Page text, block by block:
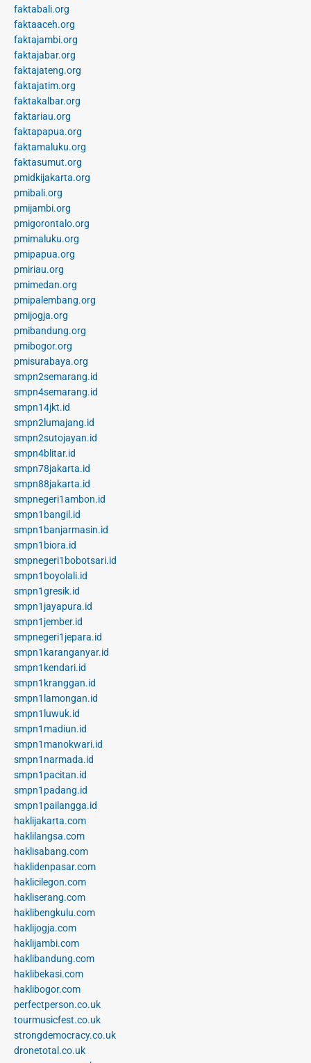
faktabali.org
faktaaceh.org
faktajambi.org
faktajabar.org
faktajateng.org
faktajatim.org
faktakalbar.org
faktariau.org
faktapapua.org
faktamaluku.org
faktasumut.org
pmidkijakarta.org
pmibali.org
pmijambi.org
pmigorontalo.org
pmimaluku.org
pmipapua.org
pmiriau.org
pmimedan.org
pmipalembang.org
pmijogja.org
pmibandung.org
pmibogor.org
pmisurabaya.org
smpn2semarang.id
smpn4semarang.id
smpn14jkt.id
smpn2lumajang.id
smpn2sutojayan.id
smpn4blitar.id
smpn78jakarta.id
smpn88jakarta.id
smpnegeri1ambon.id
smpn1bangil.id
smpn1banjarmasin.id
smpn1biora.id
smpnegeri1bobotsari.id
smpn1boyolali.id
smpn1gresik.id
smpn1jayapura.id
smpn1jember.id
smpnegeri1jepara.id
smpn1karanganyar.id
smpn1kendari.id
smpn1kranggan.id
smpn1lamongan.id
smpn1luwuk.id
smpn1madiun.id
smpn1manokwari.id
smpn1narmada.id
smpn1pacitan.id
smpn1padang.id
smpn1pailangga.id
haklijakarta.com
haklilangsa.com
haklisabang.com
haklidenpasar.com
haklicilegon.com
hakliserang.com
haklibengkulu.com
haklijogja.com
haklijambi.com
haklibandung.com
haklibekasi.com
haklibogor.com
perfectperson.co.uk
tourmusicfest.co.uk
strongdemocracy.co.uk
dronetotal.co.uk